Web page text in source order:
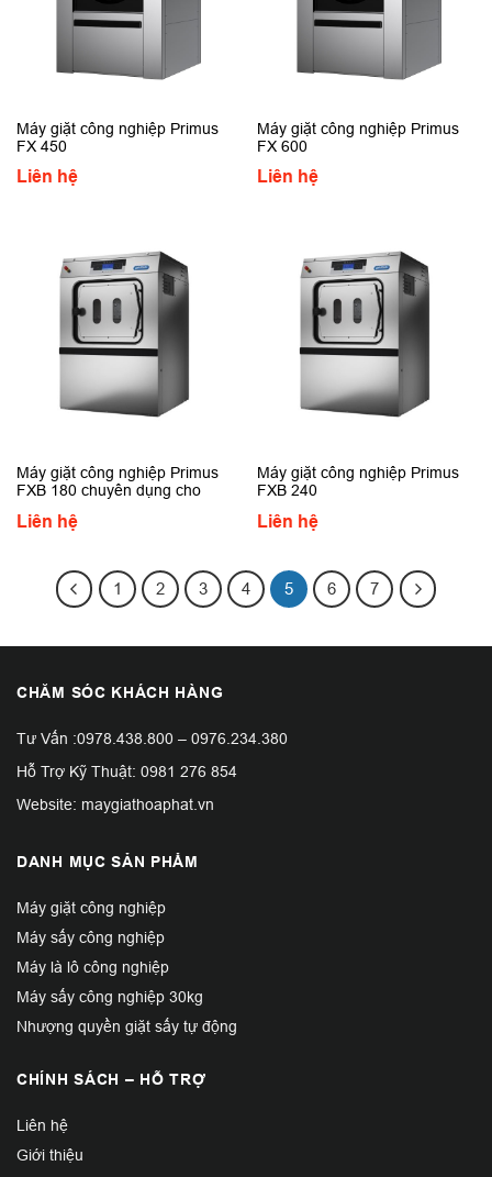
Máy giặt công nghiệp Primus
FX 450
Liên hệ
Máy giặt công nghiệp Primus
FX 600
Liên hệ
Máy giặt công nghiệp Primus
FXB 180 chuyên dụng cho
Liên hệ
Máy giặt công nghiệp Primus
FXB 240
Liên hệ
1 2 3 4 5 6 7
CHĂM SÓC KHÁCH HÀNG
Tư Vấn :0978.438.800 – 0976.234.380
Hỗ Trợ Kỹ Thuật: 0981 276 854
Website: maygiathoaphat.vn
DANH MỤC SẢN PHẨM
Máy giặt công nghiệp
Máy sấy công nghiệp
Máy là lô công nghiệp
Máy sấy công nghiệp 30kg
Nhượng quyền giặt sấy tự động
CHÍNH SÁCH – HỖ TRỢ
Liên hệ
Giới thiệu